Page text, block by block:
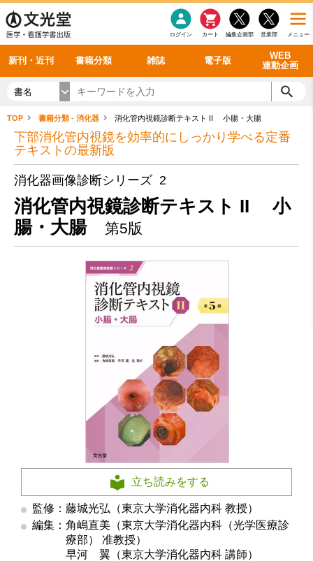
メニュー
営業部
編集企画部
カート
ログイン
新刊・近刊 書籍分類 雑誌 電子版
WEB
連動企画
感染症 老年医学
看護・介護
呼吸器
循環器
シリーズ一覧
雑誌投稿規定
理学療法
雑誌案内・年間購読 最新号 バックナンバー
電子書籍
電子雑誌
書籍「データに基づく臨床動作分析」WEB動画
書籍「眼手術学」WEB動画
書籍「神経症候学 II 改訂第二版」 WEB動画
新刊一覧
今後の発行予定
書名
TOP 書籍分類 - 消化器 消化管内視鏡診断テキスト II 小腸・大腸
下部消化管内視鏡を効率的にしっかり学べる定番
テキストの最新版
消化器画像診断シリーズ 2
消化管内視鏡診断テキスト II 小
腸・大腸
第5版
立ち読みをする
監修：藤城光弘（東京大学消化器内科 教授）
編集：角嶋直美（東京大学消化器内科（光学医療診
療部） 准教授）
早河 翼（東京大学消化器内科 講師）